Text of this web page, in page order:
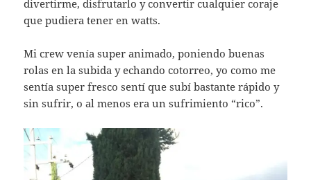
divertirme, disfrutarlo y convertir cualquier coraje
que pudiera tener en watts.
Mi crew venía super animado, poniendo buenas
rolas en la subida y echando cotorreo, yo como me
sentía super fresco sentí que subí bastante rápido y
sin sufrir, o al menos era un sufrimiento “rico”.